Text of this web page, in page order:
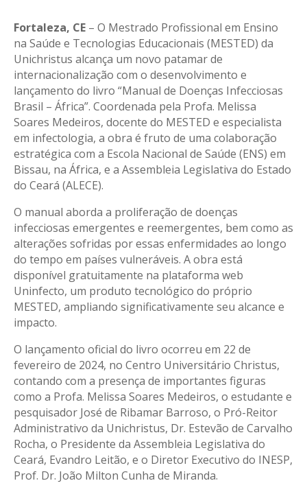
Fortaleza, CE – O Mestrado Profissional em Ensino
na Saúde e Tecnologias Educacionais (MESTED) da
Unichristus alcança um novo patamar de
internacionalização com o desenvolvimento e
lançamento do livro “Manual de Doenças Infecciosas
Brasil – África”. Coordenada pela Profa. Melissa
Soares Medeiros, docente do MESTED e especialista
em infectologia, a obra é fruto de uma colaboração
estratégica com a Escola Nacional de Saúde (ENS) em
Bissau, na África, e a Assembleia Legislativa do Estado
do Ceará (ALECE).
O manual aborda a proliferação de doenças
infecciosas emergentes e reemergentes, bem como as
alterações sofridas por essas enfermidades ao longo
do tempo em países vulneráveis. A obra está
disponível gratuitamente na plataforma web
Uninfecto, um produto tecnológico do próprio
MESTED, ampliando significativamente seu alcance e
impacto.
O lançamento oficial do livro ocorreu em 22 de
fevereiro de 2024, no Centro Universitário Christus,
contando com a presença de importantes figuras
como a Profa. Melissa Soares Medeiros, o estudante e
pesquisador José de Ribamar Barroso, o Pró-Reitor
Administrativo da Unichristus, Dr. Estevão de Carvalho
Rocha, o Presidente da Assembleia Legislativa do
Ceará, Evandro Leitão, e o Diretor Executivo do INESP,
Prof. Dr. João Milton Cunha de Miranda.